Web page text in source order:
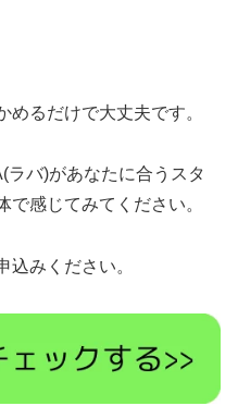
るだけで大丈夫です。
ラバ)があなたに合うスタ
で感じてみてください。
込みください。